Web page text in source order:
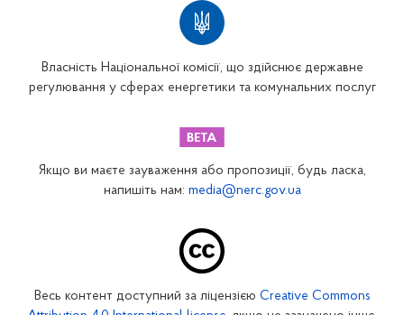
Власність Національної комісії, що здійснює державне
регулювання у сферах енергетики та комунальних послуг
Якщо ви маєте зауваження або пропозиції, будь ласка,
напишіть нам: media@nerc.gov.ua
Весь контент доступний за ліцензією Creative Commons